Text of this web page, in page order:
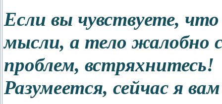
Если вы чувствуете,
мысли, а тело жалобно
проблем, встряхнитесь!
Разумеется, сейчас я